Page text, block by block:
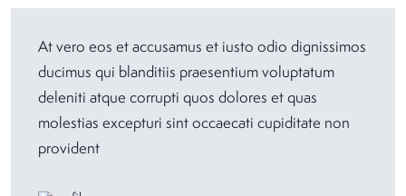
At vero eos et accusamus et iusto odio dignissimos
ducimus qui blanditiis praesentium voluptatum
deleniti atque corrupti quos dolores et quas
molestias excepturi sint occaecati cupiditate non
provident